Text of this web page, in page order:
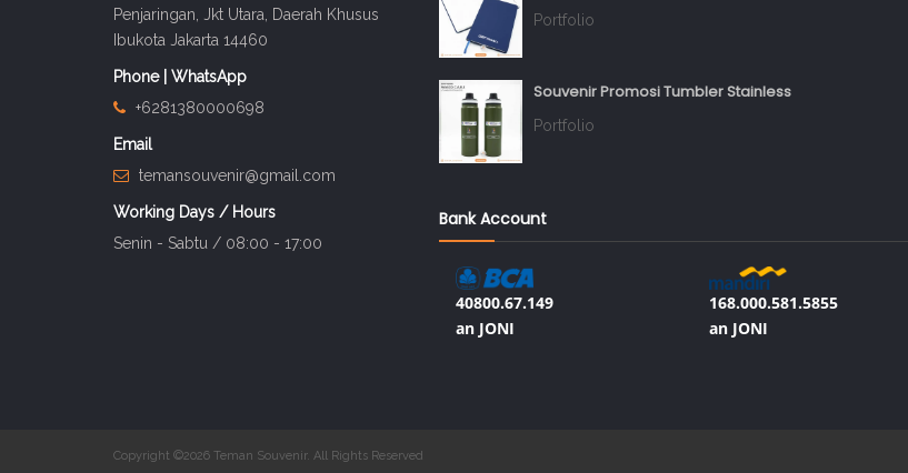
Penjaringan, Jkt Utara, Daerah Khusus
Ibukota Jakarta 14460
Phone | WhatsApp
+6281380000698
Email
temansouvenir@gmail.com
Working Days / Hours
Senin - Sabtu / 08:00 - 17:00
Portfolio
Souvenir Promosi Tumbler Stainless
Portfolio
Bank Account
40800.67.149
an JONI
168.000.581.5855
an JONI
Copyright ©2026 Teman Souvenir. All Rights Reserved